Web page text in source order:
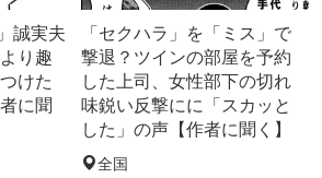
誠実夫
り趣
けた
に聞
「セクハラ」を「ミス」で
撃退？ツインの部屋を予約
した上司、女性部下の切れ
味鋭い反撃にに「スカッと
した」の声【作者に聞く】
全国